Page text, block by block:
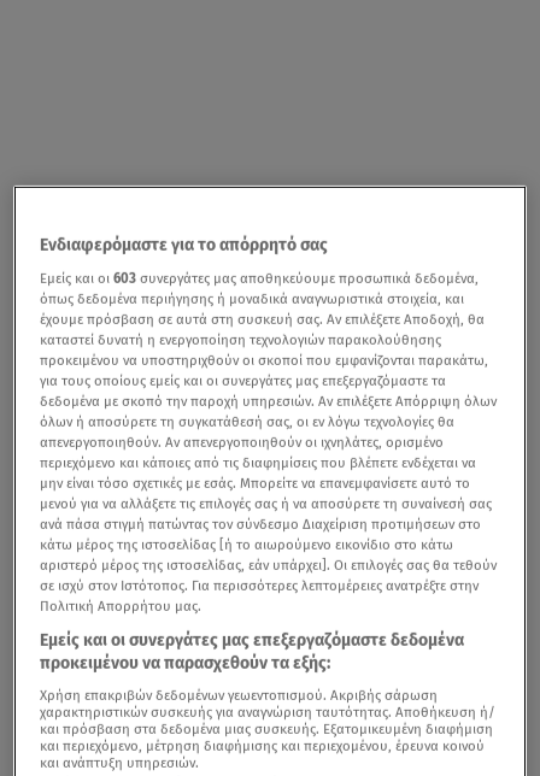
Ενδιαφερόμαστε για το απόρρητό σας
Εμείς και οι603 συνεργάτες μας αποθηκεύουμε προσωπικά δεδομένα,
όπως δεδομένα περιήγησης ή μοναδικά αναγνωριστικά στοιχεία, και
έχουμε πρόσβαση σε αυτά στη συσκευή σας. Αν επιλέξετε Αποδοχή, θα
καταστεί δυνατή η ενεργοποίηση τεχνολογιών παρακολούθησης
προκειμένου να υποστηριχθούν οι σκοποί που εμφανίζονται παρακάτω,
για τους οποίους εμείς και οι συνεργάτες μας επεξεργαζόμαστε τα
δεδομένα με σκοπό την παροχή υπηρεσιών. Αν επιλέξετε Απόρριψη όλων
όλων ή αποσύρετε τη συγκατάθεσή σας, οι εν λόγω τεχνολογίες θα
απενεργοποιηθούν. Αν απενεργοποιηθούν οι ιχνηλάτες, ορισμένο
περιεχόμενο και κάποιες από τις διαφημίσεις που βλέπετε ενδέχεται να
μην είναι τόσο σχετικές με εσάς. Μπορείτε να επανεμφανίσετε αυτό το
μενού για να αλλάξετε τις επιλογές σας ή να αποσύρετε τη συναίνεσή σας
ανά πάσα στιγμή πατώντας τον σύνδεσμο Διαχείριση προτιμήσεων στο
κάτω μέρος της ιστοσελίδας [ή το αιωρούμενο εικονίδιο στο κάτω
αριστερό μέρος της ιστοσελίδας, εάν υπάρχει]. Οι επιλογές σας θα τεθούν
σε ισχύ στον Ιστότοπος. Για περισσότερες λεπτομέρειες ανατρέξτε στην
Πολιτική Απορρήτου μας.
Εμείς και οι συνεργάτες μας επεξεργαζόμαστε δεδομένα
προκειμένου να παρασχεθούν τα εξής:
Χρήση επακριβών δεδομένων γεωεντοπισμού. Ακριβής σάρωση
χαρακτηριστικών συσκευής για αναγνώριση ταυτότητας. Αποθήκευση ή/
και πρόσβαση στα δεδομένα μιας συσκευής. Εξατομικευμένη διαφήμιση
και περιεχόμενο, μέτρηση διαφήμισης και περιεχομένου, έρευνα κοινού
και ανάπτυξη υπηρεσιών.